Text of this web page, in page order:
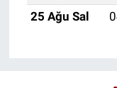
25 Ağu Sal